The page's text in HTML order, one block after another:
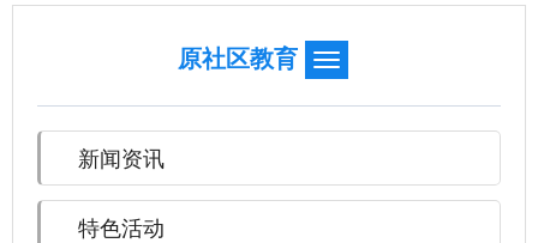
原社区教育
新闻资讯
特色活动